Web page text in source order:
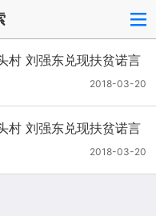
村 刘强东兑现扶贫诺言
2018-03-20
村 刘强东兑现扶贫诺言
2018-03-20